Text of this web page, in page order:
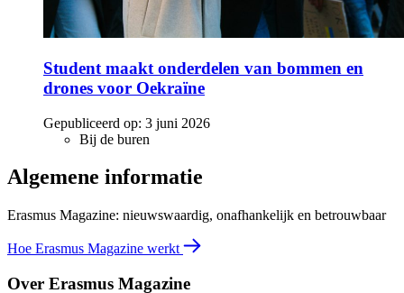
Student maakt onderdelen van bommen en
drones voor Oekraïne
Gepubliceerd op: 3 juni 2026
Bij de buren
Algemene informatie
Erasmus Magazine: nieuwswaardig, onafhankelijk en betrouwbaar
Hoe Erasmus Magazine werkt
Over Erasmus Magazine